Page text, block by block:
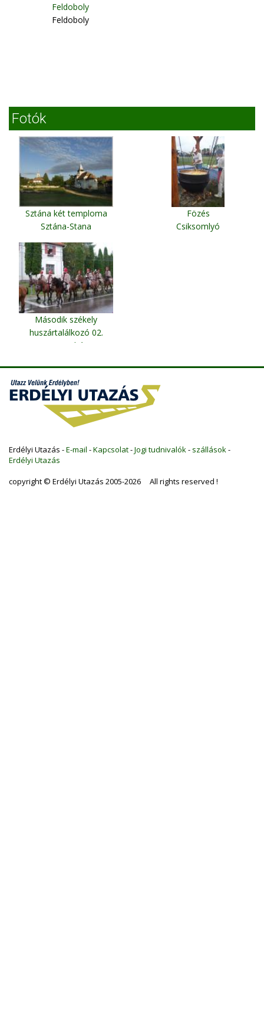
Feldoboly
Feldoboly
Fotók
Sztána két temploma
Sztána-Stana
Fözés
Csiksomlyó
Második székely
huszártalálkozó 02.
Szentegyháza
Erdélyi Utazás -E-mail -Kapcsolat-Jogi tudnivalók - szállások -
Erdélyi Utazás
copyright © Erdélyi Utazás 2005-2026 All rights reserved !